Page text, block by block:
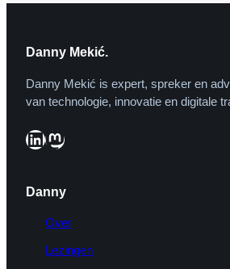
Danny Mekić.
Danny Mekić is expert, spreker en
van technologie, innovatie en digitale
LinkedIn Mastodon
Danny
Over
Lezingen